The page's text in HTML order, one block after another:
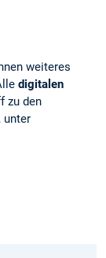
weiteres
digitalen
zu den
unter